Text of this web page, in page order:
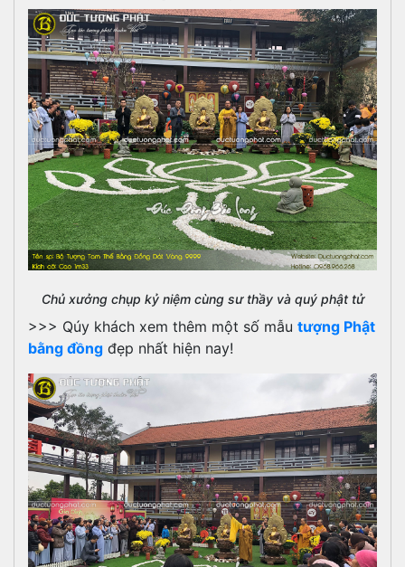
Chủ xưởng chụp kỷ niệm cùng sư thầy và quý phật tử
>>> Qúy khách xem thêm một số mẫu tượng Phật
bằng đồng đẹp nhất hiện nay!